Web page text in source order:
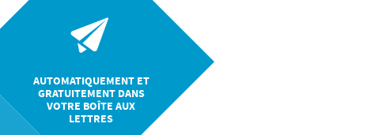
AUTOMATIQUEMENT ET
GRATUITEMENT DANS
VOTRE BOÎTE AUX
LETTRES